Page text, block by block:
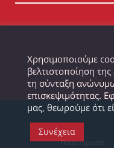
Ποιοι είμαστε
Χρησιμοποιούμε
βελτιστοποίηση
τη σύνταξη
επισκεψιμότητας.
μας, θεωρούμε ότι
Συνέχεια